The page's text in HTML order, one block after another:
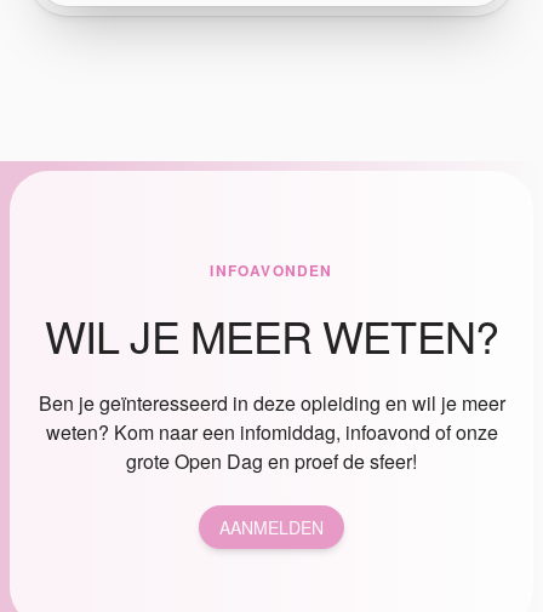
INFOAVONDEN
WIL JE MEER WETEN?
Ben je geïnteresseerd in deze opleiding en wil je meer
weten? Kom naar een infomiddag, infoavond of onze
grote Open Dag en proef de sfeer!
AANMELDEN